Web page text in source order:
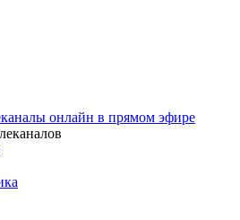
онлайн в прямом эфире